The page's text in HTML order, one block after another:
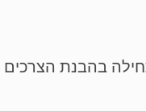
בהבנת